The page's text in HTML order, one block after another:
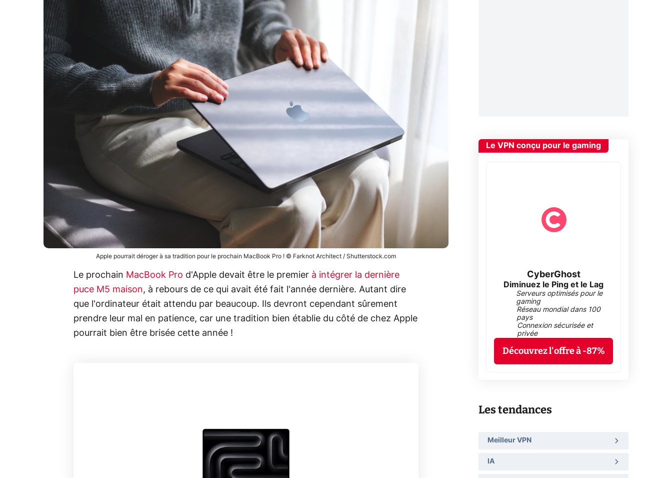
Apple pourrait déroger à sa tradition pour le prochain MacBook Pro ! © Farknot Architect / Shutterstock.com
Le prochain MacBook Pro d'Apple devait être le premier à intégrer la dernière
puce M5 maison, à rebours de ce qui avait été fait l'année dernière. Autant dire
que l'ordinateur était attendu par beaucoup. Ils devront cependant sûrement
prendre leur mal en patience, car une tradition bien établie du côté de chez Apple
pourrait bien être brisée cette année !
Le VPN conçu pour le gaming
CyberGhost
Diminuez le Ping et le Lag
Serveurs optimisés pour le
gaming
Réseau mondial dans 100
pays
Connexion sécurisée et
privée
Découvrez l'offre à -87%
Les tendances
Meilleur VPN
IA